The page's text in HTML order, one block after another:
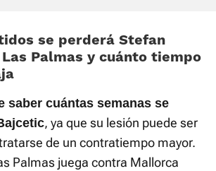
se perderá Stefan
Palmas y cuánto tiempo
saber cuántas semanas se
, ya que su lesión puede ser
de un contratiempo mayor.
Palmas juega contra Mallorca